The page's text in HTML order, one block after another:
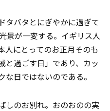
タバタとにぎやかに過ぎて
景が一変する。イギリス人
人にとってのお正月そのも
と過ごす日」であり、カッ
日ではないのである。
しのお別れ。おのおのの実